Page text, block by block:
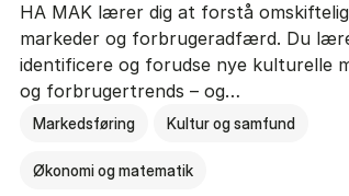
HA MAK lærer dig at forstå
markeder og forbrugeradfærd. Du
identificere og forudse nye kulturelle
og forbrugertrends – og…
Markedsføring Kultur og samfund
Økonomi og matematik